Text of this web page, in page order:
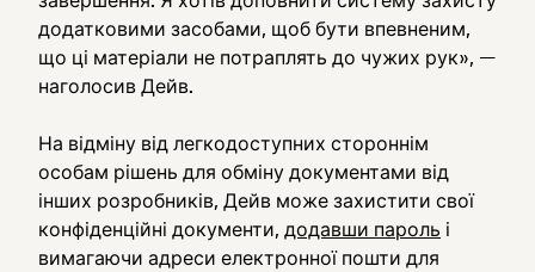
додатковими засобами, щоб бути впевненим,
що ці матеріали не потраплять до чужих рук», —
наголосив Дейв.
На відміну від легкодоступних стороннім
особам рішень для обміну документами від
інших розробників, Дейв може захистити свої
конфіденційні документи, додавши пароль і
вимагаючи адреси електронної пошти для